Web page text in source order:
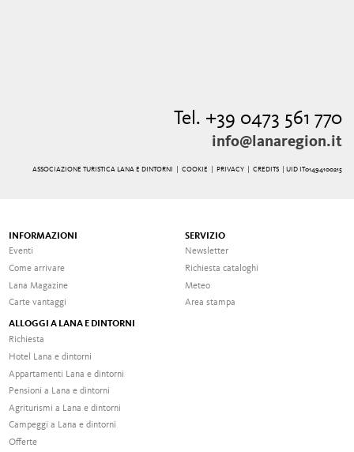
Tel. +39 0473 561 770
info@lanaregion.it
ASSOCIAZIONE TURISTICA LANA E DINTORNI | COOKIE PRIVACY| CREDITS | UID IT01494100215
INFORMAZIONI
Eventi
Come arrivare
Lana Magazine
Carte vantaggi
SERVIZIO
Newsletter
Richiesta cataloghi
Meteo
Area stampa
ALLOGGI A LANA E DINTORNI
Richiesta
Hotel Lana e dintorni
Appartamenti Lana e dintorni
Pensioni a Lana e dintorni
Agriturismi a Lana e dintorni
Campeggi a Lana e dintorni
Offerte